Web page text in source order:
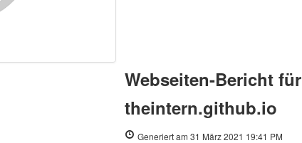
Webseiten-Bericht für
theintern.github.io
Generiert am 31 März 2021 19:41 PM